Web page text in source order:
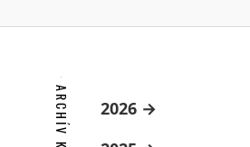
2026